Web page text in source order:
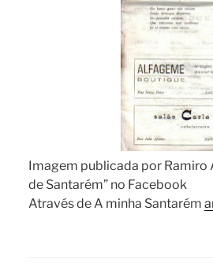
Imagem publicada por Ramiro
de Santarém” no Facebook
Através de A minha Santarém